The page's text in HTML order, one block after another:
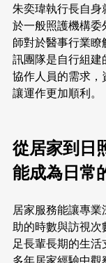
朱奕瑋執行長自身
於一般照護機構委
師對於醫事行業
訊團隊是自行組建
協作人員的需求，
讓運作更加順利。
從居家到日
能成為日常
居家服務能讓專
助的時數與訪視次
足長輩長期的生